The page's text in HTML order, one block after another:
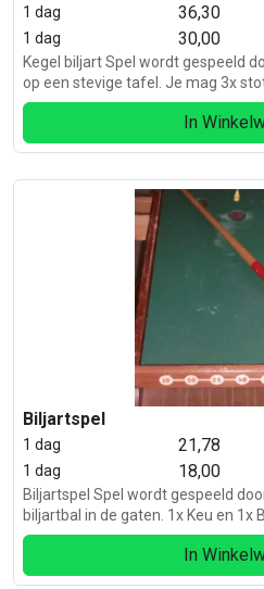
1 dag 36,30
1 dag
30,00
Kegel biljart Spel wordt gespeeld
op een stevige tafel. Je mag 3x
is omgevallen.
In
Biljartspel
1 dag 21,78
1 dag
18,00
Biljartspel Spel wordt gespeeld
biljartbal in de gaten. 1x Keu en 1x
In